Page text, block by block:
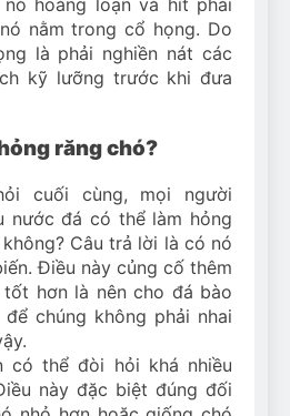
hoảng loạn và hít phải
nằm trong cổ họng. Do
là phải nghiền nát các
kỹ lưỡng trước khi đưa
răng chó?
cuối cùng, mọi người
nước đá có thể làm hỏng
Câu trả lời là có nó
Điều này củng cố thêm
hơn là nên cho đá bào
chúng không phải nhai
có thể đòi hỏi khá nhiều
này đặc biệt đúng đối